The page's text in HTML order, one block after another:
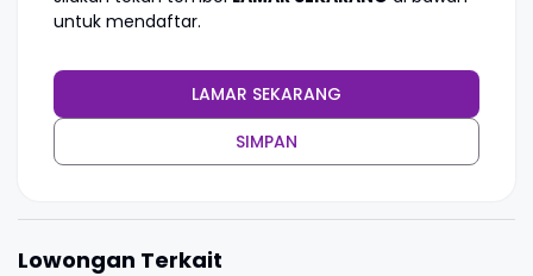
untuk mendaftar.
LAMAR SEKARANG
SIMPAN
Lowongan Terkait